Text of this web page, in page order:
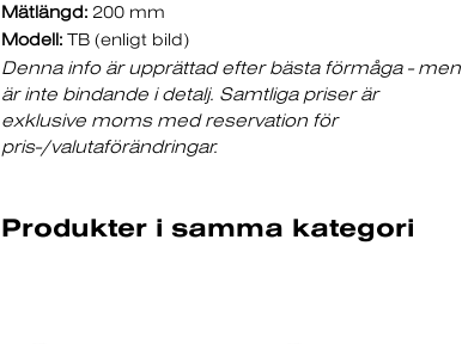
Mätlängd: 200 mm
Modell: TB (enligt bild)
Denna info är upprättad efter bästa förmåga - men
är inte bindande i detalj. Samtliga priser är
exklusive moms med reservation för
pris-/valutaförändringar.
Produkter i samma kategori